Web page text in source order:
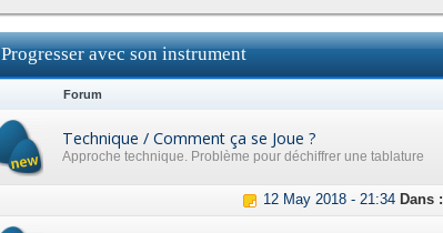
Progresser avec son instrument
Forum
Technique / Comment ça se Joue ?
Approche technique. Problème pour déchiffrer une tablature
12 May 2018 - 21:34 Dans :